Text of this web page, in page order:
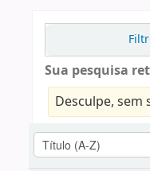
Sua pesquisa
Desculpe, sem